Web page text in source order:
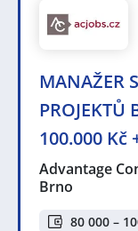
MANAŽER
PROJEKTŮ
100.000 Kč
Advantage
Brno
80 000 –